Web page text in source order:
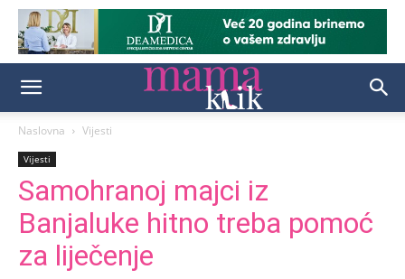
Naslovna Vijesti
Vijesti
Samohranoj majci iz
Banjaluke hitno treba pomoć
za liječenje